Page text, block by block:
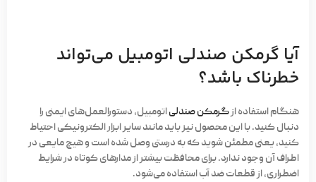
آیا گرمکن صندلی اتومبیل می‌تواند
خطرناک باشد؟
هنگام استفاده ازگرمکن صندلیاتومبیل، دستورالعمل‌های ایمنی را
دنبال کنید. با این محصول نیز باید مانند سایر ابزار الکترونیکی احتیاط
کنید، یعنی مطمئن شوید که به درستی وصل شده است و هیچ مایعی در
اطراف آن وجود ندارد. برای محافظت بیشتر از مدارهای کوتاه در شرایط
اضطراری، از قطعات ضد آب استفاده می‌شود.